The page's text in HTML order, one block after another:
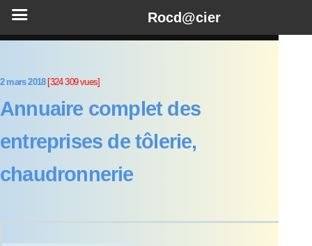
2 mars 2018[324 309 vues]
Annuaire complet des
entreprises de tôlerie,
chaudronnerie
Rocd@cier